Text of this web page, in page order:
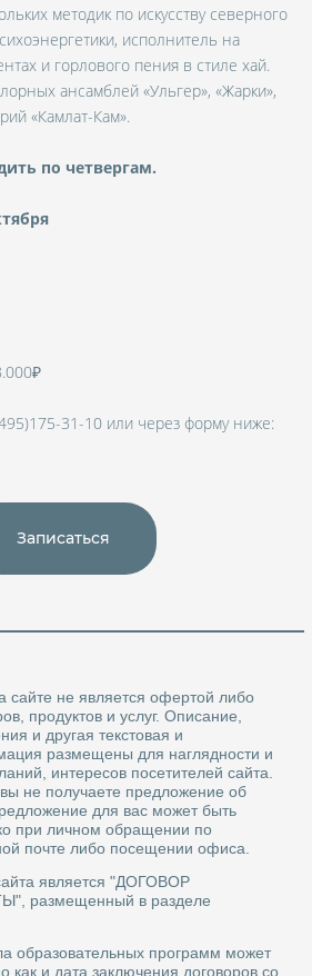
методик по искусству северного
исполнитель на
и горлового пения в стиле хай.
ансамблей «Ульгер», «Жарки»,
«Камлат-Кам».
по четвергам.
31-10 или через форму ниже:
Записаться
не является офертой либо
продуктов и услуг. Описание,
и другая текстовая и
размещены для наглядности и
интересов посетителей сайта.
вы не получаете предложение об
для вас может быть
при личном обращении по
почте либо посещении офиса.
является "ДОГОВОР
размещенный в разделе
образовательных программ может
как и дата заключения договоров со